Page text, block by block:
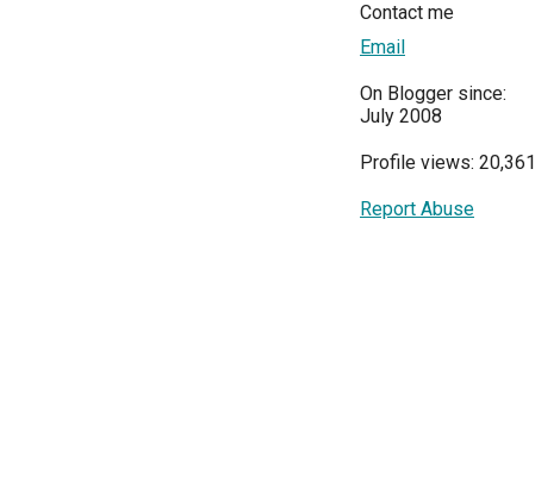
Contact me
Email
On Blogger since:
July 2008
Profile views: 20,361
Report Abuse